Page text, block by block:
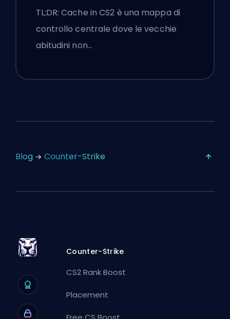
Suggerimenti Premier
TL;DR: Cache in CS2 è una mappa di
controllo centrale dove le vecchie
abitudini non…
Blog Counter-Strike
Counter-Strike
CS2 Rank Boost
Placement